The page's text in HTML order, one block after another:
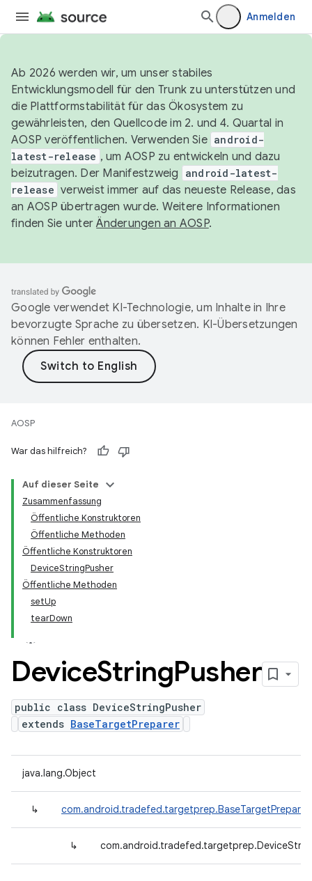
Anmelden
Ab 2026 werden wir, um unser stabiles
Entwicklungsmodell für den Trunk zu unterstützen und
die Plattformstabilität für das Ökosystem zu
gewährleisten, den Quellcode im 2. und 4. Quartal in
AOSP veröffentlichen. Verwenden Sie android-
latest-release , um AOSP zu entwickeln und dazu
beizutragen. Der Manifestzweig
android-latest-
release verweist immer auf das neueste Release, das
an AOSP übertragen wurde. Weitere Informationen
finden Sie unterÄnderungen an AOSP.
Google verwendet KI-Technologie, um Inhalte in Ihre
bevorzugte Sprache zu übersetzen. KI-Übersetzungen
können Fehler enthalten.
AOSP
War das hilfreich?
Auf dieser Seite
Zusammenfassung
Öffentliche Konstruktoren
Öffentliche Methoden
Öffentliche Konstruktoren
DeviceStringPusher
Öffentliche Methoden
setUp
tearDown
DeviceStringPusher
public class DeviceStringPusher
extends BaseTargetPreparer
java.lang.Object
↳ com.android.tradefed.targetprep.BaseTargetPreparer
↳